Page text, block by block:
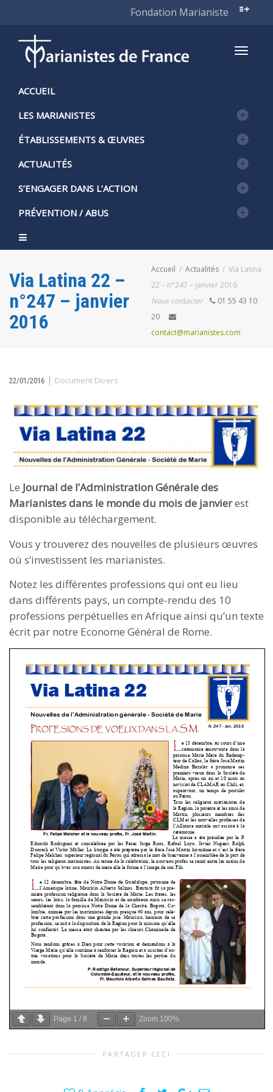
Fondation Marianiste
ACCUEIL
LES MARIANISTES
ÉTABLISSEMENTS & ŒUVRES
ACTUALITÉS
S’ENGAGER DANS L’ACTION
PRÉVENTION / ABUS
Via Latina 22 –
n°247 – janvier
2016
Accueil Actualités
Via Latina
22 – n°247 – janvier 2016
Nous contacter
01 55 43 10
20
contact@marianistes.com
22/01/2016 | Document Divers
Le Journal de l’Administration Générale des
Marianistes dans le monde du mois de janvierest
disponible au téléchargement.
Vous y trouverez des nouvelles de plusieurs œuvres
où s’investissent les marianistes.
Notez les différentes professions qui ont eu lieu
dans différents pays, un compte-rendu des 10
professions perpétuelles en Afrique ainsi qu’un texte
écrit par notre Econome Général de Rome.
Page 1 / 8 Zoom 100%
PARTAGER CECI